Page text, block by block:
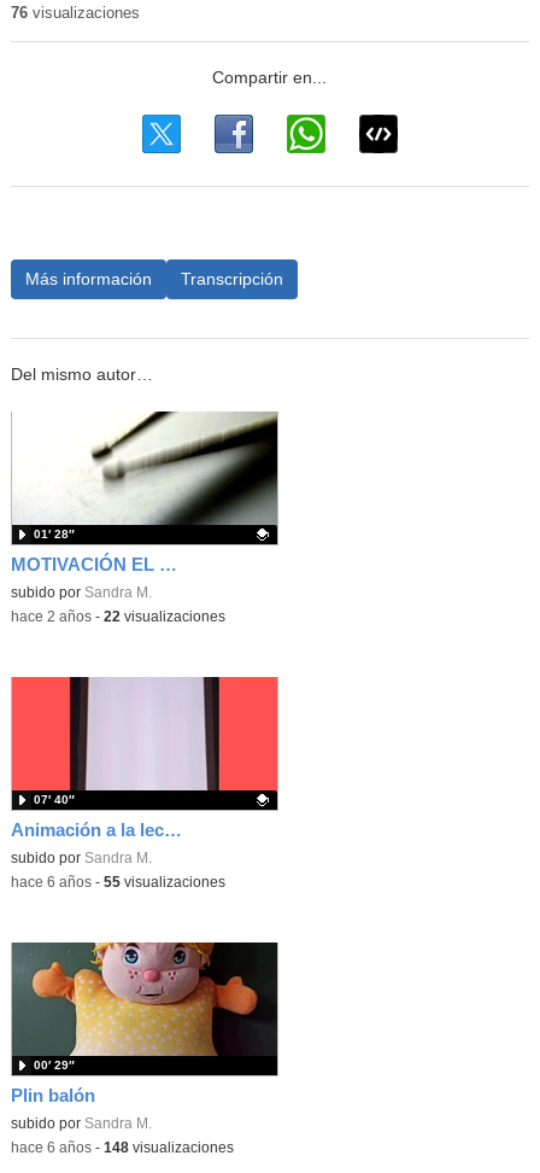
76visualizaciones
Más información Transcripción
Del mismo autor…
MOTIVACIÓN EL CIRCO MUNDIAL
Contenido educativo.
subido por Sandra M.
01′ 28″
-hace 2 años- 22 visualizaciones
Animación a la lectura Ñac-Ñac
Contenido educativo.
subido por Sandra M.
07′ 40″
-hace 6 años- 55visualizaciones
Plin balón
subido por Sandra M.
00′ 29″
-hace 6 años- 148visualizaciones